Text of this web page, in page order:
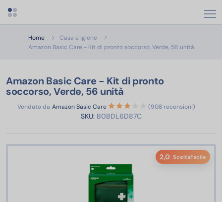
Apri menu categorie
Home
Casa e Igiene
Amazon Basic Care - Kit di pronto soccorso, Verde, 56 unità
Amazon Basic Care - Kit di pronto
soccorso, Verde, 56 unità
Venduto da Amazon Basic Care (908 recensioni)
SKU:B0BDL6D87C
2,0 SceltaFacile